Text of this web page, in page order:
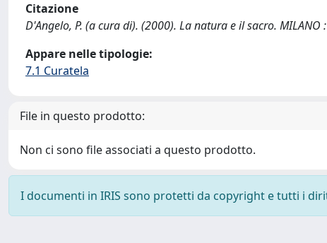
Citazione
D'Angelo, P. (a cura di). (2000). La natura e il sacro. MILANO
Appare nelle tipologie:
7.1 Curatela
File in questo prodotto:
Non ci sono file associati a questo prodotto.
I documenti in IRIS sono protetti da copyright e tutti i